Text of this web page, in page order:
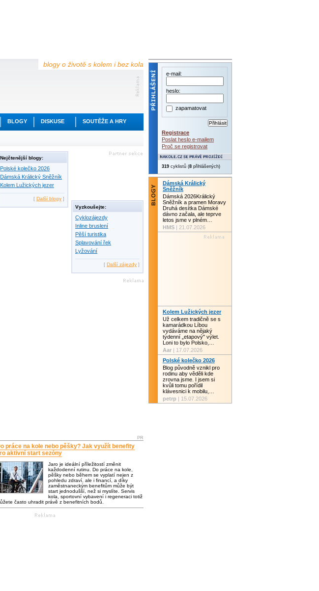
blogy o životě s kolem i bez kola
BLOGY DISKUSE SOUTĚŽE A HRY
Nejčtenější blogy:
Polské kolečko 2026
Dámská Králický Sněžník
Kolem Lužických jezer
[ Další blogy ]
Vyzkoušejte:
Cyklozájezdy
Inline bruslení
Pěší turistika
Splavování řek
Lyžování
[ Další zájezdy ]
PR
práce na kole nebo pěšky? Jak využít benefity
aktivní start sezóny
Jaro je ideální příležitostí změnit
každodenní rutinu. Do práce na kole,
pěšky nebo během se vyplatí nejen z
pohledu zdraví, ale i financí, a díky
zaměstnaneckým benefitům může být
start jednodušší, než si myslíte. Servis
kola, sportovní vybavení i regeneraci totiž
často uhradit právě z benefitních bodů.
e-mail:
heslo:
zapamatovat
Registrace
Poslat heslo e-mailem
Proč se registrovat
319 cyklistů (8 přihlášených)
Dámská Králický
Sněžník
Dámská 2026Králický
Sněžník a pramen Moravy
Druhá desítka Dámské
dávno začala, ale teprve
letos jsme v plném…
HMS | 21.07.2026
Kolem Lužických jezer
Už celkem tradičně se s
kamarádkou Líbou
vydáváme na nějaký
týdenní „etapový" výlet.
Loni to bylo Polsko,…
Aar | 17.07.2026
Polské kolečko 2026
Blog původně vznikl pro
rodinu aby věděli kde
zrovna jsme. I jsem si
kvůli tomu pořídil
klávesnici k mobilu,…
petrp | 15.07.2026